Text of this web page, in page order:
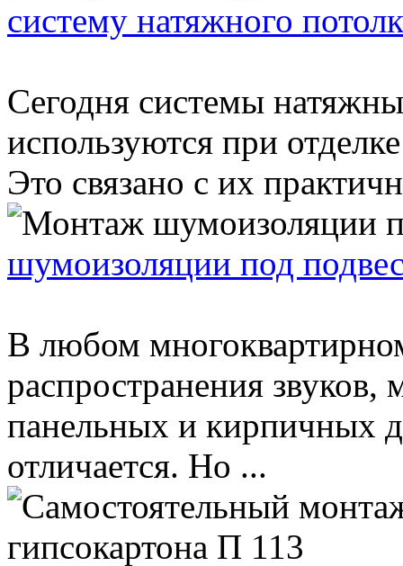
систему натяжного
Сегодня системы
используются при
Это связано с их
шумоизоляции под
В любом
распространения
панельных и кирпичных
отличается. Но ...